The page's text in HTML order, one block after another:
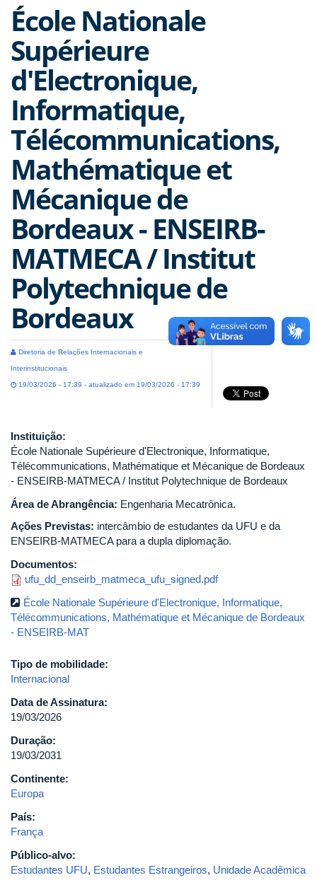
École Nationale
Supérieure
d'Electronique,
Informatique,
Télécommunications,
Mathématique et
Mécanique de
Bordeaux - ENSEIRB-
MATMECA / Institut
Polytechnique de
Bordeaux
Diretoria de Relações Internacionais e
Interinstitucionais
19/03/2026 - 17:39 - atualizado em 19/03/2026 - 17:39
Instituição:
École Nationale Supérieure d'Electronique, Informatique,
Télécommunications, Mathématique et Mécanique de Bordeaux
- ENSEIRB-MATMECA / Institut Polytechnique de Bordeaux
Área de Abrangência: Engenharia Mecatrônica.
Ações Previstas: intercâmbio de estudantes da UFU e da
ENSEIRB-MATMECA para a dupla diplomação.
Documentos:
ufu_dd_enseirb_matmeca_ufu_signed.pdf
École Nationale Supérieure d'Electronique, Informatique,
Télécommunications, Mathématique et Mécanique de Bordeaux
- ENSEIRB-MAT
Tipo de mobilidade:
Internacional
Data de Assinatura:
19/03/2026
Duração:
19/03/2031
Continente:
Europa
País:
França
Público-alvo:
Estudantes UFU, Estudantes Estrangeiros, Unidade Acadêmica